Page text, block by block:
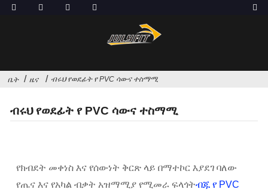
ቤት ዜና ብሩህ የወደፊት የ PVC ሳውና ተስማሚ
ብሩህ የወደፊት የ PVC ሳውና ተስማሚ
የክብደት መቀነስ እና የሰውነት ቅርጽ ላይ በማተኮር እያደገ ባለው
የጤና እና የአካል ብቃት አዝማሚያ የሚመራ ፍላጎትብጁ የ PVC